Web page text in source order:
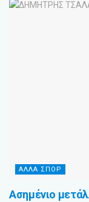
ΑΛΛΑ ΣΠΟΡ
Ασημένιο